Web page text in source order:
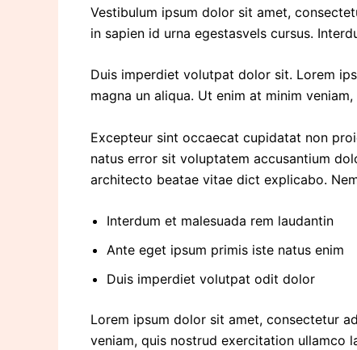
Vestibulum ipsum dolor sit amet,
in sapien id urna egestasvels cursus.
Duis imperdiet volutpat dolor sit. Lorem
magna un aliqua. Ut enim at minim
Excepteur sint occaecat cupidatat non
natus error sit voluptatem accusantium
architecto beatae vitae dict explicabo.
Interdum et malesuada rem laudantin
Ante eget ipsum primis iste natus enim
Duis imperdiet volutpat odit dolor
Lorem ipsum dolor sit amet, consectetur
veniam, quis nostrud exercitation ullamco